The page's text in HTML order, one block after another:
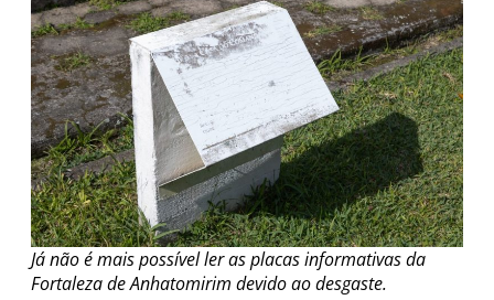
Já não é mais possível ler as placas informativas da
Fortaleza de Anhatomirim devido ao desgaste.